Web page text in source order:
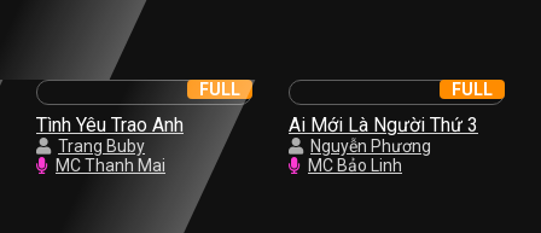
Tình Yêu Trao Anh
Trang Buby
MC Thanh Mai
FULL
Ai Mới Là Người Thứ 3
Nguyễn Phương
MC Bảo Linh
FULL